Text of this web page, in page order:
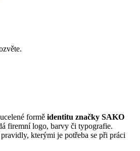
formě identitu značky SAKO
firemní logo, barvy či typografie.
kterými je potřeba se při práci